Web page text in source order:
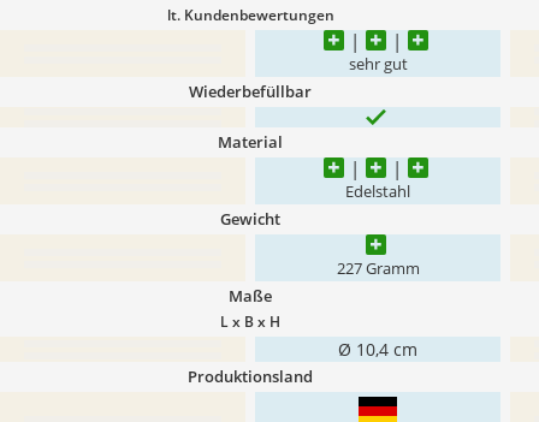
lt. Kundenbewertungen
sehr gut
Wiederbefüllbar
Material
Edelstahl
Gewicht
227 Gramm
Maße
L x B x H
Ø 10,4 cm
Produktionsland